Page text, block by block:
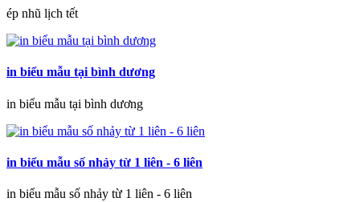
ép nhũ lịch tết
in biểu mẫu tại bình dương
in biểu mẫu tại bình dương
in biểu mẫu số nhảy từ 1 liên - 6 liên
in biểu mẫu số nhảy từ 1 liên - 6 liên